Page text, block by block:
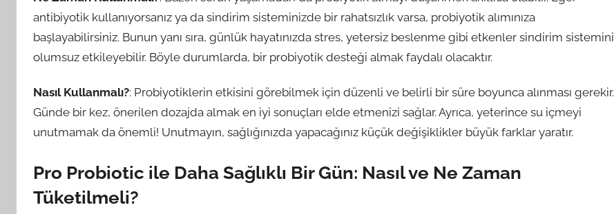
antibiyotik kullanıyorsanız ya da sindirim sisteminizde bir rahatsızlık varsa, probiyotik alımınıza
başlayabilirsiniz. Bunun yanı sıra, günlük hayatınızda stres, yetersiz beslenme gibi etkenler sindirim sistemini
olumsuz etkileyebilir. Böyle durumlarda, bir probiyotik desteği almak faydalı olacaktır.
Nasıl Kullanmalı?: Probiyotiklerin etkisini görebilmek için düzenli ve belirli bir süre boyunca alınması gerekir.
Günde bir kez, önerilen dozajda almak en iyi sonuçları elde etmenizi sağlar. Ayrıca, yeterince su içmeyi
unutmamak da önemli! Unutmayın, sağlığınızda yapacağınız küçük değişiklikler büyük farklar yaratır.
Pro Probiotic ile Daha Sağlıklı Bir Gün: Nasıl ve Ne Zaman
Tüketilmeli?